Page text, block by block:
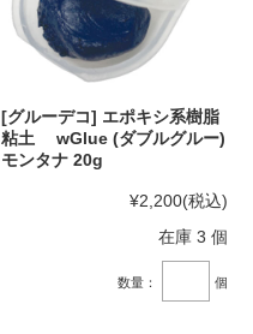
[グルーデコ] エポキシ系樹脂
粘土 wGlue (ダブルグルー)
モンタナ 20g
¥2,200(税込)
在庫 3 個
数量： 個